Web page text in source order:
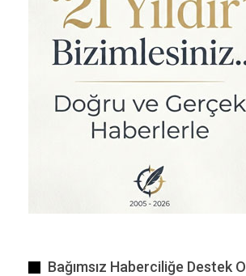
Bağımsız Haberciliğe Destek Ol